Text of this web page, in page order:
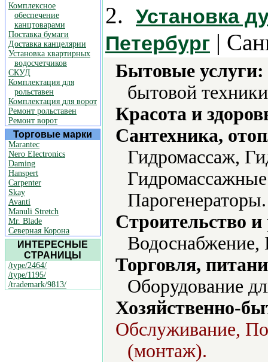
Комплексное
обеспечение
канцтоварами
Поставка бумаги
Доставка канцелярии
Установка квартирных
водосчетчиков
СКУД
Комплектация для
рольставен
Комплектация для ворот
Ремонт рольставен
Ремонт ворот
Торговые марки
Marantec
Nero Electronics
Daming
Hanspert
Carpenter
Skay
Avanti
Manuli Stretch
Mr. Blade
Северная Корона
ИНТЕРЕСНЫЕ
СТРАНИЦЫ
/type/2464/
/type/1195/
/trademark/9813/
2.
Установка
Петербург |
Бытовые услуги:
бытовой
Красота и
Сантехника,
Гидромассаж,
Парогенераторы.
Строительство
Водоснабжение,
Торговля,
Оборудование
Хозяйственно-
Обслуживание,
(монтаж).